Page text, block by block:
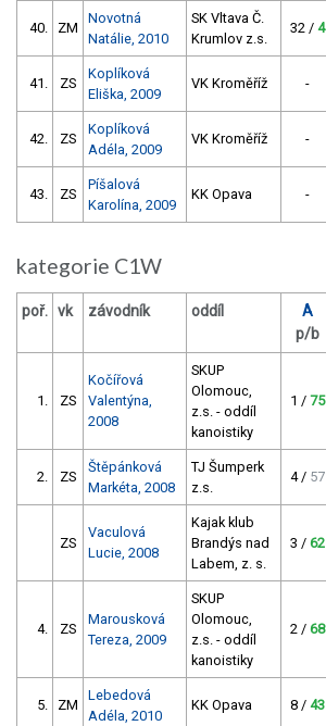
40. ZM
Novotná
Natálie, 2010
SK Vltava Č.
Krumlov z.s.
32 / 4
41. ZS
Koplíková
Eliška, 2009
VK Kroměříž -
42. ZS
Koplíková
Adéla, 2009
VK Kroměříž -
43. ZS
Píšalová
Karolína, 2009
KK Opava -
kategorie C1W
poř. vk závodník oddíl
A
p/b
1. ZS
Kočířová
Valentýna,
2008
SKUP
Olomouc,
z.s. - oddíl
kanoistiky
1 / 75
2. ZS
Štěpánková
Markéta, 2008
TJ Šumperk
z.s.
4 / 57
ZS
Vaculová
Lucie, 2008
Kajak klub
Brandýs nad
Labem, z. s.
3 / 62
4. ZS
Marousková
Tereza, 2009
SKUP
Olomouc,
z.s. - oddíl
kanoistiky
2 / 68
5. ZM
Lebedová
Adéla, 2010
KK Opava 8 / 43